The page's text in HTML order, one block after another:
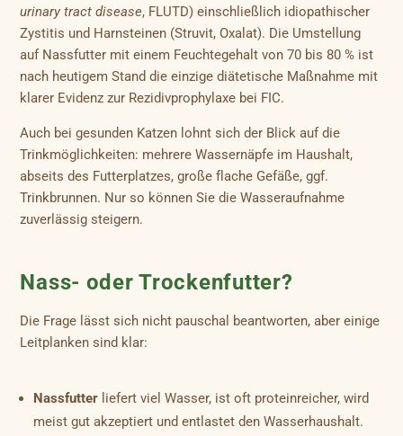
urinary tract disease, FLUTD) einschließlich idiopathischer
Zystitis und Harnsteinen (Struvit, Oxalat). Die Umstellung
auf Nassfutter mit einem Feuchtegehalt von 70 bis 80 % ist
nach heutigem Stand die einzige diätetische Maßnahme mit
klarer Evidenz zur Rezidivprophylaxe bei FIC.
Auch bei gesunden Katzen lohnt sich der Blick auf die
Trinkmöglichkeiten: mehrere Wassernäpfe im Haushalt,
abseits des Futterplatzes, große flache Gefäße, ggf.
Trinkbrunnen. Nur so können Sie die Wasseraufnahme
zuverlässig steigern.
Nass- oder Trockenfutter?
Die Frage lässt sich nicht pauschal beantworten, aber einige
Leitplanken sind klar:
Nassfutter liefert viel Wasser, ist oft proteinreicher, wird
meist gut akzeptiert und entlastet den Wasserhaushalt.